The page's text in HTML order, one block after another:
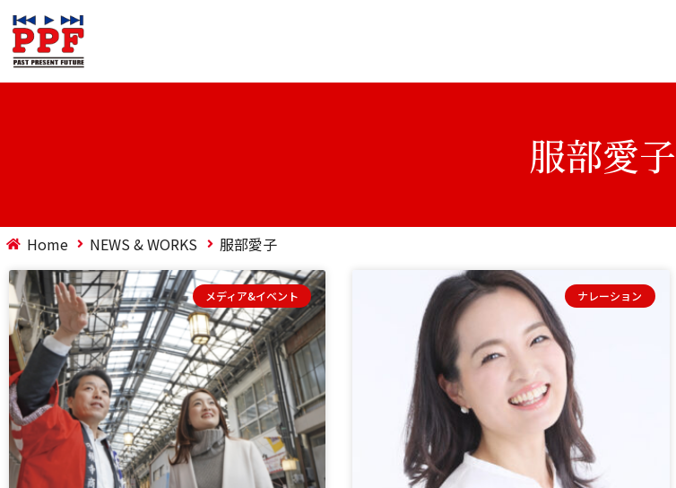
服部愛子
Home NEWS & WORKS 服部愛子
メディア&イベント ナレーション